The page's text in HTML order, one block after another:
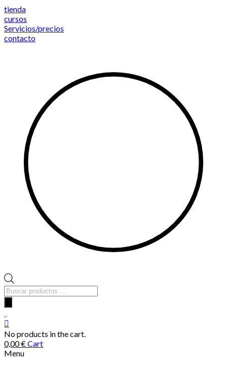
Saltar
al
contenido
tienda
cursos
Servicios/precios
contacto
Búsqueda
de
productos
No products in the cart.
0,00€Cart
Menu